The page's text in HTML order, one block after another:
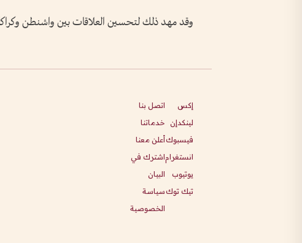
وقد مهد ذلك لتحسين العلاقات بين واشنطن
إكس
لينكدإن
فيسبوك
انستغرام
يوتيوب
تيك توك
اتصل بنا
خدماتنا
أعلن معنا
اشترك في
البيان
سياسة
الخصوصية